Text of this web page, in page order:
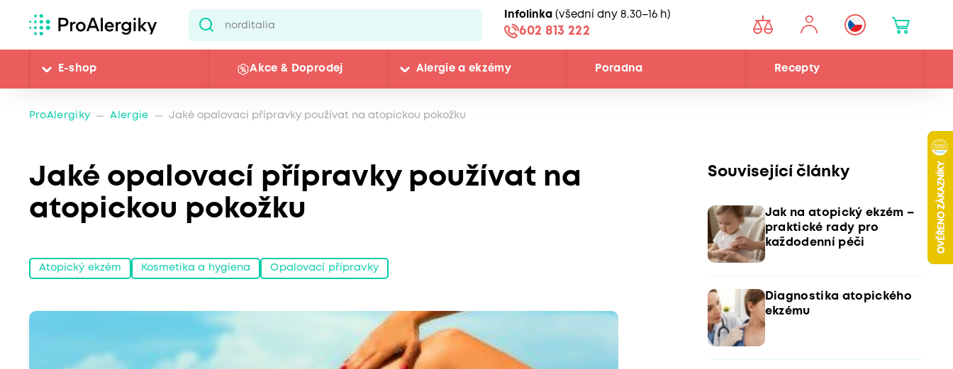
Infolinka (všední dny 8.30–16 h)
602 813 222
E-shop Akce & Doprodej Alergie a ekzémy Poradna Recepty
ProAlergiky Alergie Jaké opalovací přípravky používat na atopickou pokožku
Jaké opalovací přípravky používat na
atopickou pokožku
Atopický ekzém Kosmetika a hygiena Opalovací přípravky
Související články
Jak na atopický ekzém –
praktické rady pro
každodenní péči
Diagnostika atopického
ekzému